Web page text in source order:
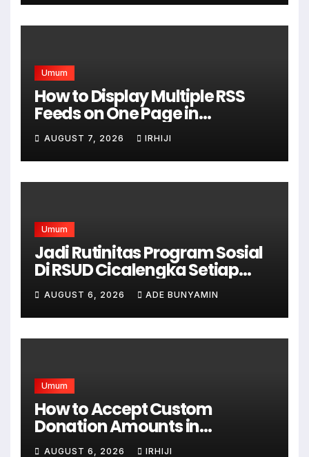
Umum
How to Display Multiple RSS
Feeds on One Page in
WordPress
AUGUST 7, 2026 IRHIJI
Umum
Jadi Rutinitas Program Sosial
Di RSUD Cicalengka Setiap
Bulan Gelar Sunatan Massal
Bagi Masyarakat Tidak
Mampu
AUGUST 6, 2026 ADE BUNYAMIN
Umum
How to Accept Custom
Donation Amounts in
WordPress with Stripe
AUGUST 6, 2026 IRHIJI